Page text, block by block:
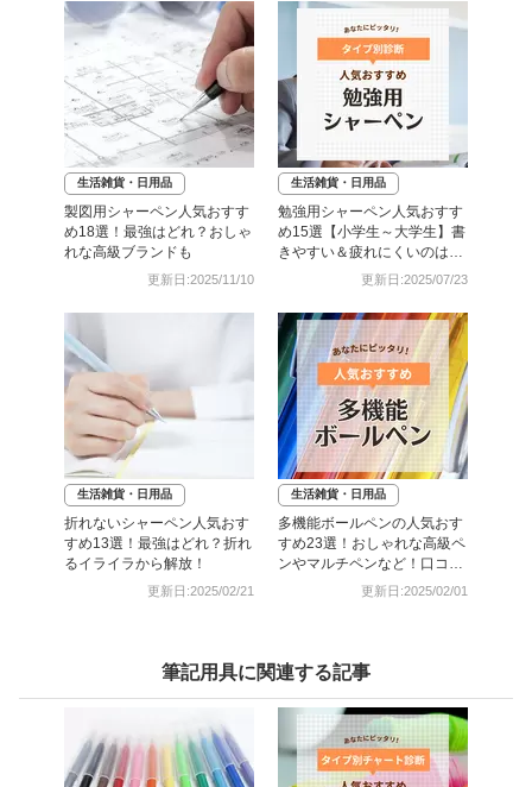
生活雑貨・日用品
製図用シャーペン人気おすす
め18選！最強はどれ？おしゃ
れな高級ブランドも
更新日:2025/11/10
生活雑貨・日用品
勉強用シャーペン人気おすす
め15選【小学生～大学生】書
きやすい＆疲れにくいのはど
更新日:2025/07/23
生活雑貨・日用品
折れないシャーペン人気おす
すめ13選！最強はどれ？折れ
るイライラから解放！
更新日:2025/02/21
生活雑貨・日用品
多機能ボールペンの人気おす
すめ23選！おしゃれな高級ペ
ンやマルチペンなど！口コミ
更新日:2025/02/01
筆記用具に関連する記事